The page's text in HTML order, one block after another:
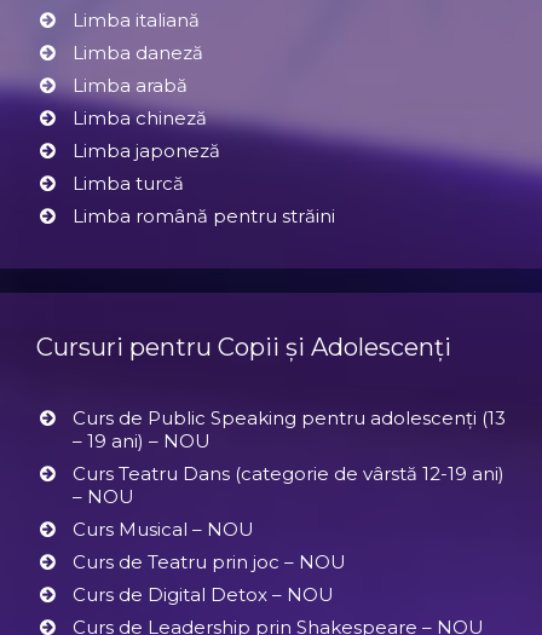
Limba italiană
Limba daneză
Limba arabă
Limba chineză
Limba japoneză
Limba turcă
Limba română pentru străini
Cursuri pentru Copii și Adolescenți
Curs de Public Speaking pentru adolescenți (13
– 19 ani) – NOU
Curs Teatru Dans (categorie de vârstă 12-19 ani)
– NOU
Curs Musical – NOU
Curs de Teatru prin joc – NOU
Curs de Digital Detox – NOU
Curs de Leadership prin Shakespeare – NOU